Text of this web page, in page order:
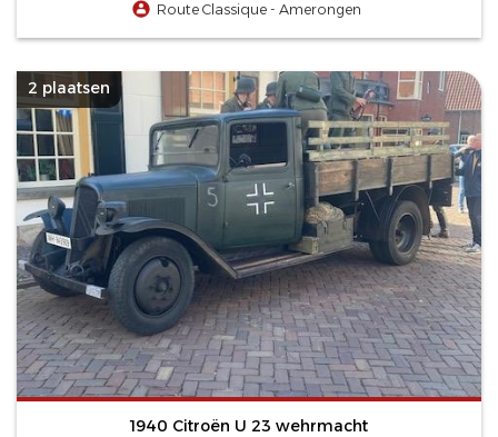
Route Classique - Amerongen
2 plaatsen
1940 Citroën U 23 wehrmacht